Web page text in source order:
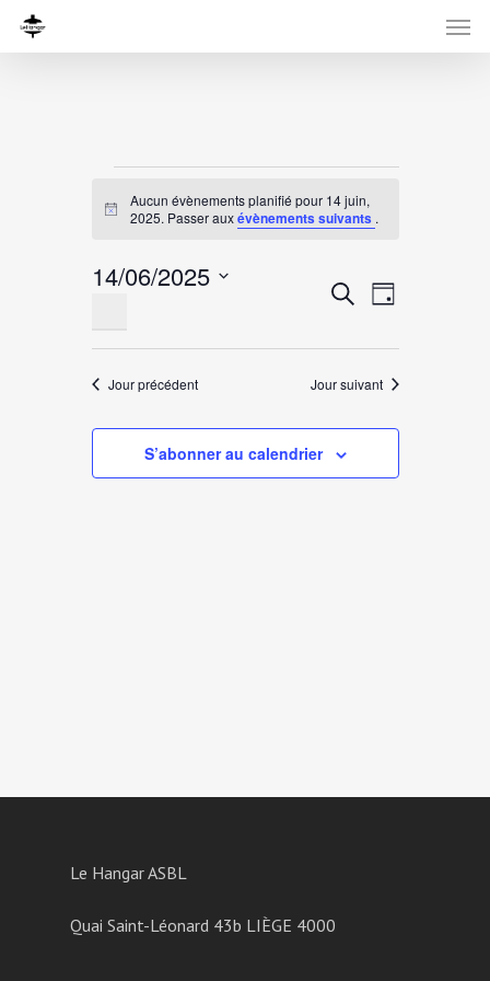
Évènements
for
14
2025
Notice
Aucun évènements planifié pour 14 juin,
2025. Passer auxévènements suivants .
Recherche
de
vues
Recherche
vues
Jour
14/06/2025
Jour précédent Jour suivant
S’abonner au calendrier
Le Hangar ASBL
Quai Saint-Léonard 43b LIÈGE 4000